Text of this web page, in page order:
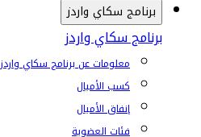
برنامج سكاي واردز
برنامج سكاي واردز
معلومات عن برنامج سكاي واردز
كسب الأميال
إنفاق الأميال
فئات العضوية